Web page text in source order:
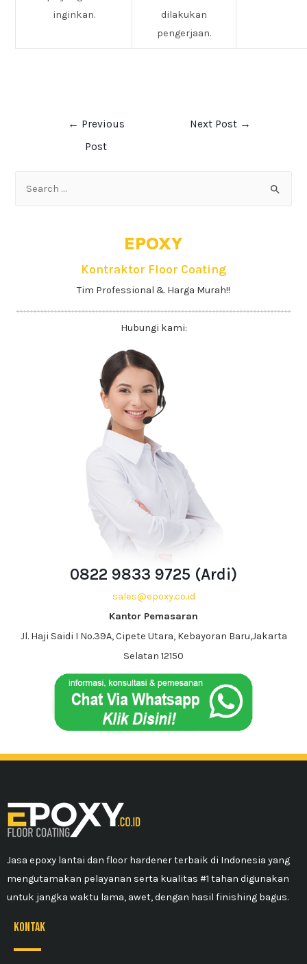
inginkan.
dilakukan
pengerjaan.
← Previous
Post
Next Post →
EPOXY
Kontraktor Floor Coating
Tim Professional & Harga Murah!!
Hubungi kami:
0822 9833 9725 (Ardi)
sales@epoxy.co.id
Kantor Pemasaran
Jl. Haji Saidi I No.39A, Cipete Utara, Kebayoran Baru,Jakarta
Selatan 12150
Jasa epoxy lantai dan floor hardener terbaik di Indonesia yang
mengutamakan pelayanan serta kualitas #1 tahan digunakan
untuk jangka waktu lama, awet, dengan hasil finishing bagus.
kontak